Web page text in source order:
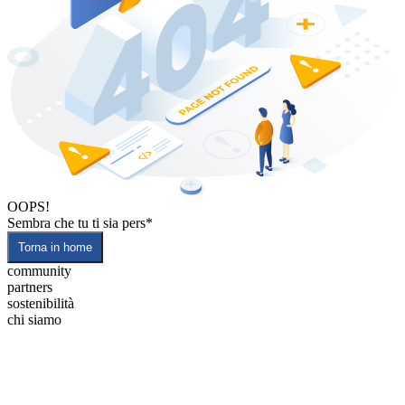
OOPS!
Sembra che tu ti sia pers*
Torna in home
community
partners
sostenibilità
chi siamo